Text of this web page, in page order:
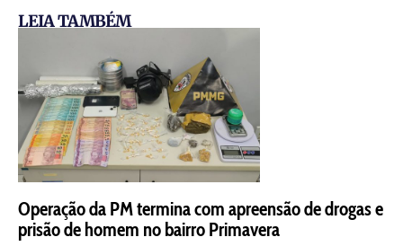
LEIA TAMBÉM
Operação da PM termina com apreensão de drogas e
prisão de homem no bairro Primavera